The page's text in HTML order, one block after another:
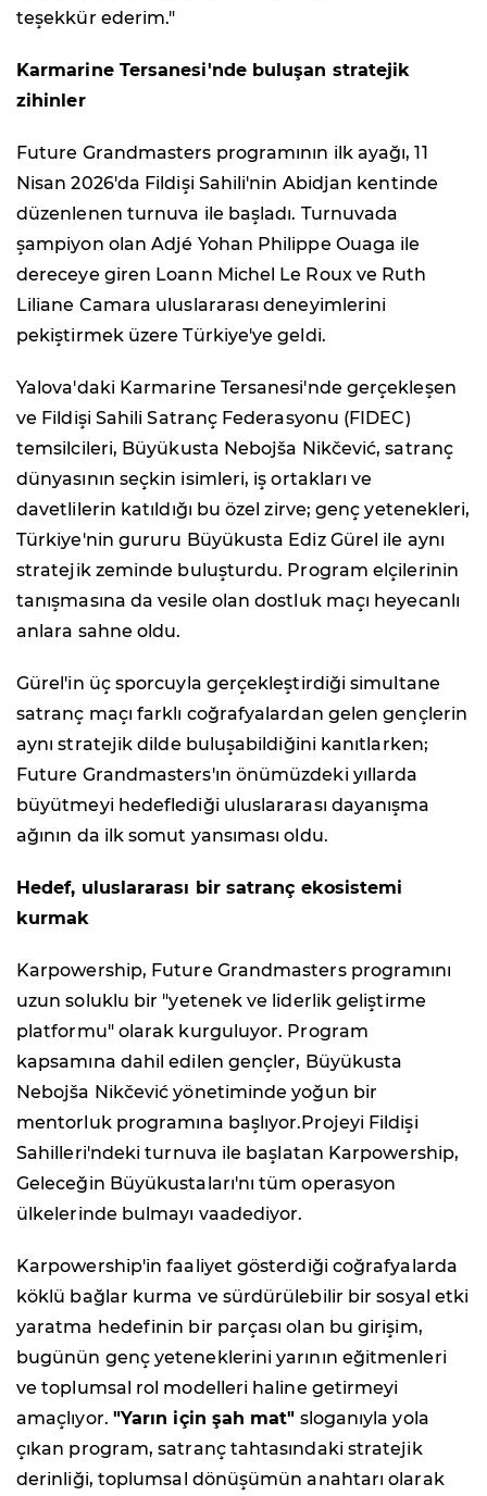
teşekkür ederim."
Karmarine Tersanesi'nde buluşan stratejik
zihinler
Future Grandmasters programının ilk ayağı, 11
Nisan 2026'da Fildişi Sahili'nin Abidjan kentinde
düzenlenen turnuva ile başladı. Turnuvada
şampiyon olan Adjé Yohan Philippe Ouaga ile
dereceye giren Loann Michel Le Roux ve Ruth
Liliane Camara uluslararası deneyimlerini
pekiştirmek üzere Türkiye'ye geldi.
Yalova'daki Karmarine Tersanesi'nde gerçekleşen
ve Fildişi Sahili Satranç Federasyonu (FIDEC)
temsilcileri, Büyükusta Nebojša Nikčević, satranç
dünyasının seçkin isimleri, iş ortakları ve
davetlilerin katıldığı bu özel zirve; genç yetenekleri,
Türkiye'nin gururu Büyükusta Ediz Gürel ile aynı
stratejik zeminde buluşturdu. Program elçilerinin
tanışmasına da vesile olan dostluk maçı heyecanlı
anlara sahne oldu.
Gürel'in üç sporcuyla gerçekleştirdiği simultane
satranç maçı farklı coğrafyalardan gelen gençlerin
aynı stratejik dilde buluşabildiğini kanıtlarken;
Future Grandmasters'ın önümüzdeki yıllarda
büyütmeyi hedeflediği uluslararası dayanışma
ağının da ilk somut yansıması oldu.
Hedef, uluslararası bir satranç ekosistemi
kurmak
Karpowership, Future Grandmasters programını
uzun soluklu bir "yetenek ve liderlik geliştirme
platformu" olarak kurguluyor. Program
kapsamına dahil edilen gençler, Büyükusta
Nebojša Nikčević yönetiminde yoğun bir
mentorluk programına başlıyor.Projeyi Fildişi
Sahilleri'ndeki turnuva ile başlatan Karpowership,
Geleceğin Büyükustaları'nı tüm operasyon
ülkelerinde bulmayı vaadediyor.
Karpowership'in faaliyet gösterdiği coğrafyalarda
köklü bağlar kurma ve sürdürülebilir bir sosyal etki
yaratma hedefinin bir parçası olan bu girişim,
bugünün genç yeteneklerini yarının eğitmenleri
ve toplumsal rol modelleri haline getirmeyi
amaçlıyor. "Yarın için şah mat" sloganıyla yola
çıkan program, satranç tahtasındaki stratejik
derinliği, toplumsal dönüşümün anahtarı olarak